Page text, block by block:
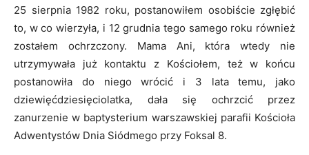
25 sierpnia 1982 roku, postanowiłem osobiście zgłębić
to, w co wierzyła, i 12 grudnia tego samego roku również
zostałem ochrzczony. Mama Ani, która wtedy nie
utrzymywała już kontaktu z Kościołem, też w końcu
postanowiła do niego wrócić i 3 lata temu, jako
dziewięćdziesięciolatka, dała się ochrzcić przez
zanurzenie w baptysterium warszawskiej parafii Kościoła
Adwentystów Dnia Siódmego przy Foksal 8.